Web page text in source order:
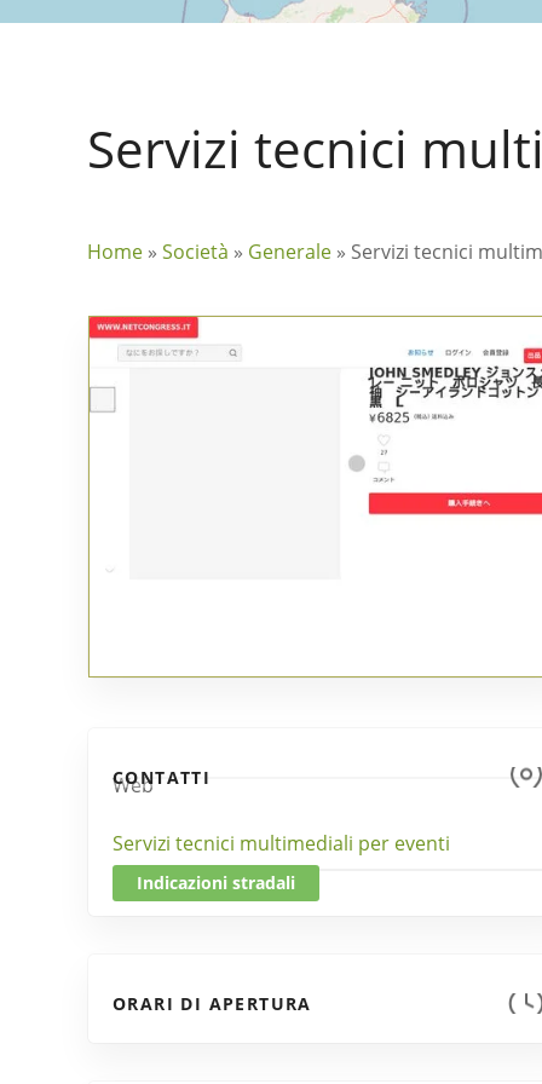
Servizi tecnici
Home » Società » Generale » Servizi tecnici
CONTATTI
Web
Servizi tecnici multimediali per eventi
Indicazioni stradali
ORARI DI APERTURA